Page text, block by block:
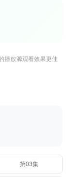
播放源观看效果更佳
第03集